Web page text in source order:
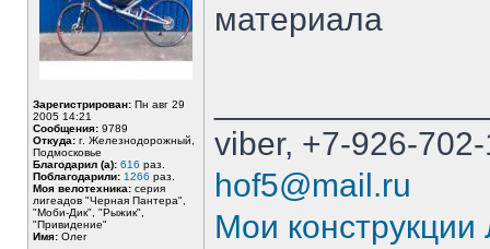
Зарегистрирован: Пн авг 29
2005 14:21
Сообщения: 9789
Откуда: г. Железнодорожный,
Подмосковье
Благодарил (а): 616 раз.
Поблагодарили: 1266 раз.
Моя велотехника: серия
лигеадов "Черная Пантера",
"Моби-Дик", "Рыжик",
"Привидение"
Имя: Олег
материала
viber, +7-926-
hof5@mail.ru
Мои конструкции